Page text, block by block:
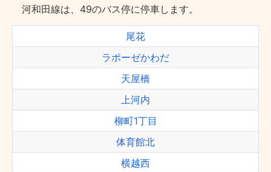
河和田線は、49のバス停に停車します。
尾花
ラポーゼかわだ
天屋橋
上河内
柳町1丁目
体育館北
横越西